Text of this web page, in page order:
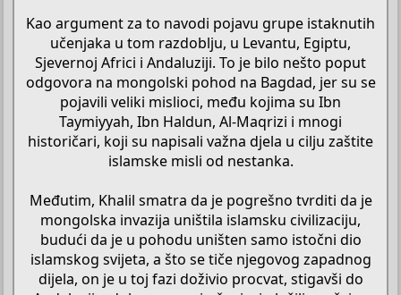
Kao argument za to navodi pojavu grupe istaknutih
učenjaka u tom razdoblju, u Levantu, Egiptu,
Sjevernoj Africi i Andaluziji. To je bilo nešto poput
odgovora na mongolski pohod na Bagdad, jer su se
pojavili veliki mislioci, među kojima su Ibn
Taymiyyah, Ibn Haldun, Al-Maqrizi i mnogi
historičari, koji su napisali važna djela u cilju zaštite
islamske misli od nestanka.
Međutim, Khalil smatra da je pogrešno tvrditi da je
mongolska invazija uništila islamsku civilizaciju,
budući da je u pohodu uništen samo istočni dio
islamskog svijeta, a što se tiče njegovog zapadnog
dijela, on je u toj fazi doživio procvat, stigavši do